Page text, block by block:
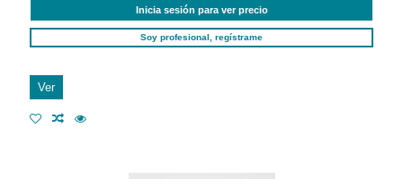
Inicia sesión para ver precio
Soy profesional, regístrame
Ver